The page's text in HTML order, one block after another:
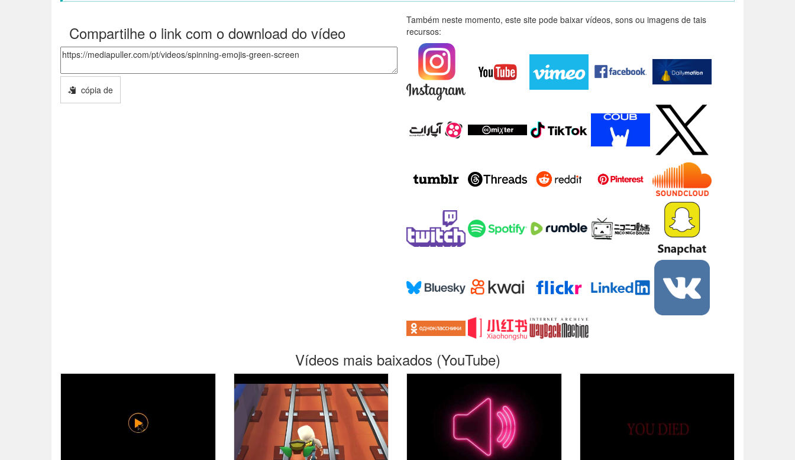
Compartilhe o link com o download do vídeo
cópia de
Também neste momento, este site pode baixar vídeos, sons ou imagens de tais
recursos:
Vídeos mais baixados (YouTube)